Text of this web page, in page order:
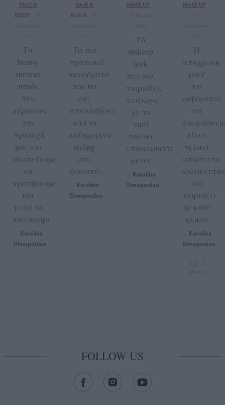
FACE &
BODY
Τα
beauty
summer
trends
που
κέρδισαν
την
προσοχή
μας και
σκοπεύουμε
να
κρατήσουμε
και
μετά το
καλοκαίρι
Karolina
Dimopoulou
HAIR &
NAILS
Τα πιο
πρατκικά
κουρέματα
που θα
σας
απαλλάξουν
από το
καθημερινό
styling
στις
διακοπές
Karolina
Dimopoulou
MAKE UP
Το
makeup
look
που σας
ταιριάζει,
ανάλογα
με το
νησί
που θα
επισκεφθείτε
φέτος
Karolina
Dimopoulou
MAKE UP
Η
απόχρωση
ρουζ
που
φοβόμαστε
να
είναι
τελικά
απίστευτα
και
ταιριάζει
σε κάθε
ηλικία
Karolina
Dimopoulou
FOLLOW US